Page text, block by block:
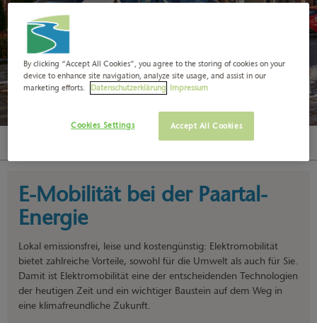
E-Mobilität bei der Paartal-
Energie
Lokal emissionsfrei, leise und kostengünstig: Elektromobilität
bietet zahlreiche Vorteile, sowohl für die Umwelt als auch für Sie.
Damit ist Elektromobilität eine der entscheidenden Technologien
der heutigen Zeit und ein wichtiger Baustein auf dem Weg in
eine klimafreundliche Zukunft.
By clicking “Accept All Cookies”, you agree to the storing of cookies on your
device to enhance site navigation, analyze site usage, and assist in our
marketing efforts.
Datenschutzerklärung Impressum
Cookies Settings Accept All Cookies